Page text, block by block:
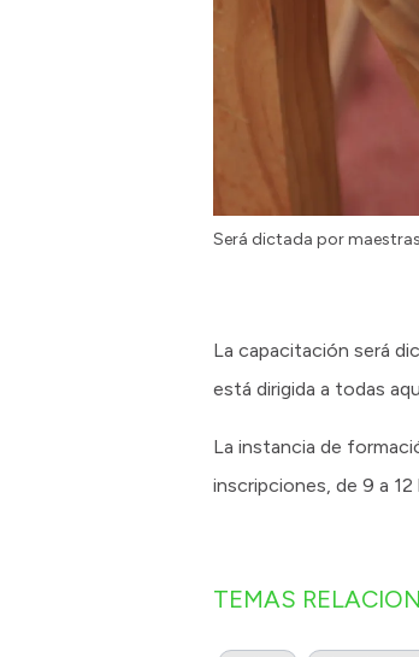
Será dictada por
La capacitación será
está dirigida a todas
La instancia de
inscripciones, de 9 a 12
TEMAS